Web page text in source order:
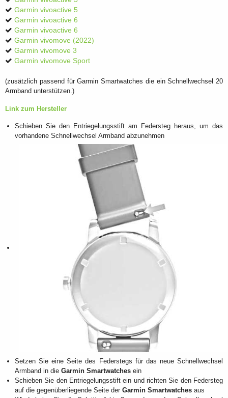
Garmin vivoactive 5
Garmin vivoactive 6
Garmin vivoactive 6
Garmin vivomove (2022)
Garmin vivomove 3
Garmin vivomove Sport
(zusätzlich passend für Garmin Smartwatches die ein Schnellwechsel 20
Armband unterstützen.)
Link zum Hersteller
Schieben Sie den Entriegelungsstift am Federsteg heraus, um das
vorhandene Schnellwechsel Armband abzunehmen
Setzen Sie eine Seite des Federstegs für das neue Schnellwechsel
Armband in die Garmin Smartwatches ein
Schieben Sie den Entriegelungsstift ein und richten Sie den Federsteg
auf die gegenüberliegende Seite der Garmin Smartwatches aus